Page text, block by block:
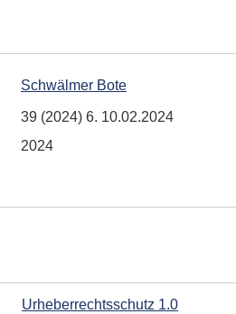
Schwälmer Bote
39 (2024) 6. 10.02.2024
2024
Urheberrechtsschutz 1.0